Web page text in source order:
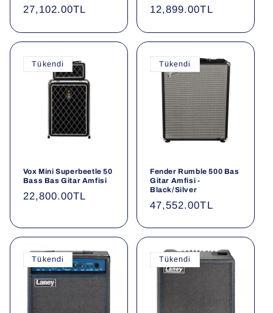
Normal
27,102.00TL
Normal
12,899.00TL
Tükendi
Vox Mini Superbeetle 50
Bass Bas Gitar Amfisi
Normal
22,800.00TL
Tükendi
Fender Rumble 500 Bas
Gitar Amfisi -
Black/Silver
Normal
47,552.00TL
Tükendi Tükendi